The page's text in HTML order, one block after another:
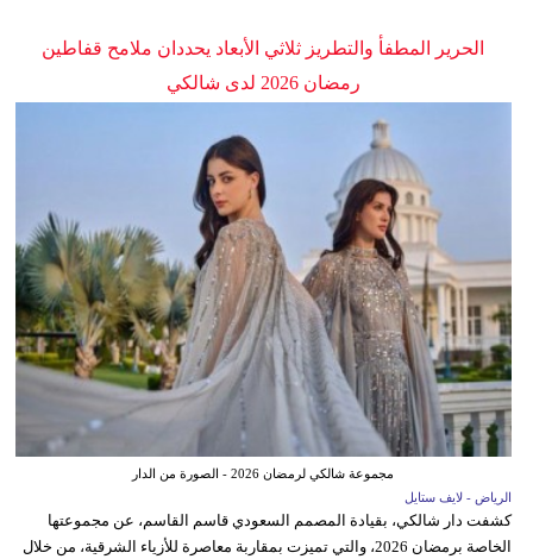
الحرير المطفأ والتطريز ثلاثي الأبعاد يحددان ملامح قفاطين
رمضان 2026 لدى شالكي
مجموعة شالكي لرمضان 2026 - الصورة من الدار
الرياض - لايف ستايل
كشفت دار شالكي، بقيادة المصمم السعودي قاسم القاسم، عن مجموعتها
الخاصة برمضان 2026، والتي تميزت بمقاربة معاصرة للأزياء الشرقية، من خلال